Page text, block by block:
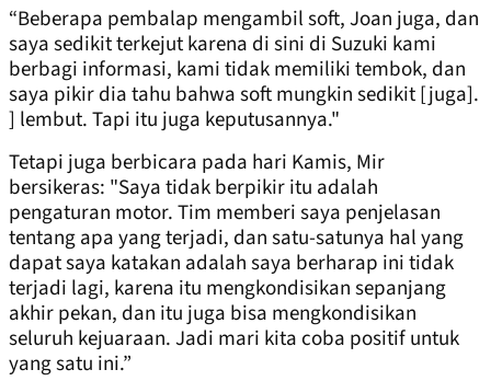
“Beberapa pembalap mengambil soft, Joan juga, dan
saya sedikit terkejut karena di sini di Suzuki kami
berbagi informasi, kami tidak memiliki tembok, dan
saya pikir dia tahu bahwa soft mungkin sedikit [juga].
] lembut. Tapi itu juga keputusannya."
Tetapi juga berbicara pada hari Kamis, Mir
bersikeras: "Saya tidak berpikir itu adalah
pengaturan motor. Tim memberi saya penjelasan
tentang apa yang terjadi, dan satu-satunya hal yang
dapat saya katakan adalah saya berharap ini tidak
terjadi lagi, karena itu mengkondisikan sepanjang
akhir pekan, dan itu juga bisa mengkondisikan
seluruh kejuaraan. Jadi mari kita coba positif untuk
yang satu ini.”